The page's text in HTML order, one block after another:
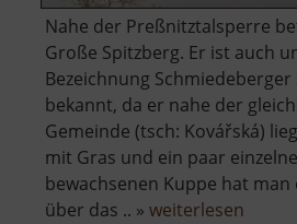
Nahe der Preßnitztalsperre
Große Spitzberg. Er ist auch
Bezeichnung Schmiedeberger
bekannt, da er nahe der
Gemeinde (tsch: Kovářská)
mit Gras und ein paar
bewachsenen Kuppe hat man
über das .. » weiterlesen